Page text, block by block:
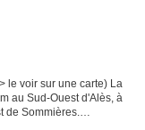
le voir sur une carte) La
au Sud-Ouest d'Alès, à
de Sommières.